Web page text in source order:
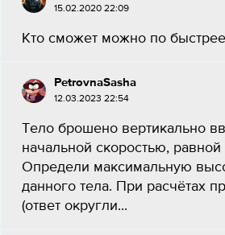
15.02.2020 22:09
Кто сможет можно по
PetrovnaSasha
12.03.2023 22:54
Тело брошено вертикально
начальной скоростью,
Определи максимальную
данного тела. При расчётах
(ответ округли...